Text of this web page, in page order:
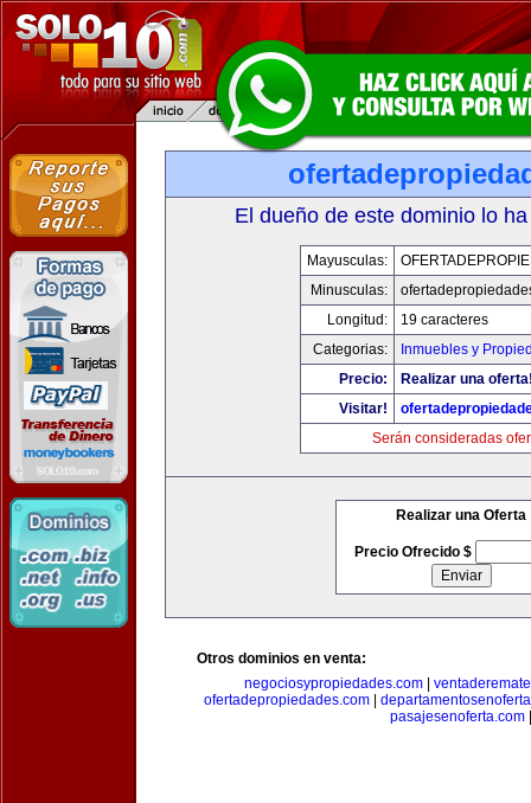
El dueño de este dominio lo
Mayusculas:
Minusculas:
Longitud:
19 caracteres
Categorias:
Inmuebles y
Precio:
Realizar una
Visitar!
Serán consideradas
Realizar una Oferta
Precio Ofrecido $
Otros dominios en venta:
negociosypropiedades.com
ofertadepropiedades.com
pasajesenoferta.com